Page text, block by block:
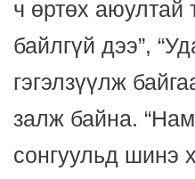
ч өртөх аюултай
байлгүй дээ”,
гэгэлзүүлж
залж байна.
сонгуульд шинэ